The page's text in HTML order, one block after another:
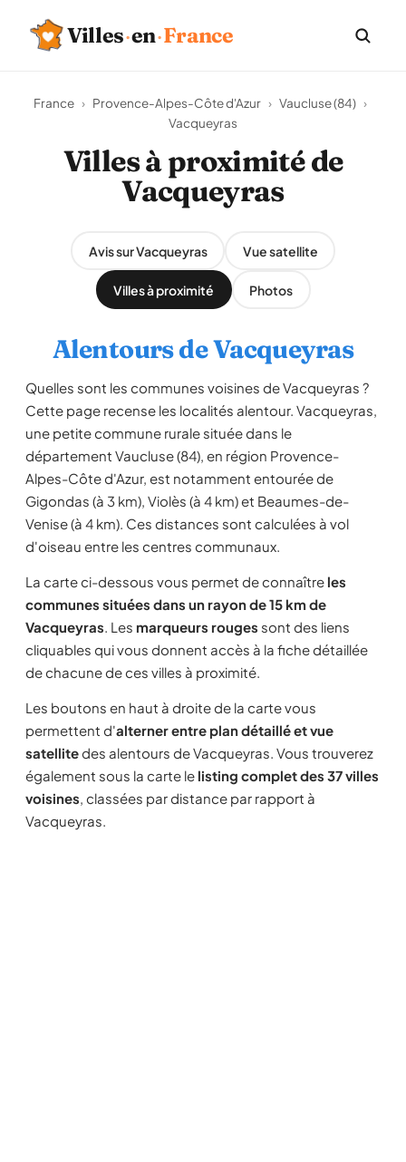
Villes·en·France
France › Provence-Alpes-Côte d'Azur › Vaucluse (84) ›
Vacqueyras
Villes à proximité de
Vacqueyras
Avis sur Vacqueyras Vue satellite
Villes à proximité Photos
Alentours de Vacqueyras
Quelles sont les communes voisines de Vacqueyras ?
Cette page recense les localités alentour. Vacqueyras,
une petite commune rurale située dans le
département Vaucluse (84), en région Provence-
Alpes-Côte d'Azur, est notamment entourée de
Gigondas (à 3 km), Violès (à 4 km) et Beaumes-de-
Venise (à 4 km). Ces distances sont calculées à vol
d'oiseau entre les centres communaux.
La carte ci-dessous vous permet de connaître les
communes situées dans un rayon de 15 km de
Vacqueyras. Les marqueurs rouges sont des liens
cliquables qui vous donnent accès à la fiche détaillée
de chacune de ces villes à proximité.
Les boutons en haut à droite de la carte vous
permettent d'alterner entre plan détaillé et vue
satellitedes alentours de Vacqueyras. Vous trouverez
également sous la carte le listing complet des 37 villes
voisines, classées par distance par rapport à
Vacqueyras.